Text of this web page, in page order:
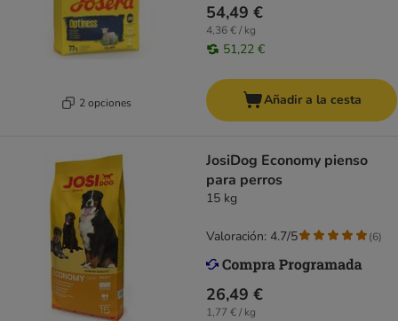
2 opciones
54,49 €
4,36 € / kg
51,22 €
Añadir a la cesta
JosiDog Economy pienso
para perros
15 kg
26,49 €
1,77 € / kg
Valoración: 4.7/5 (6)